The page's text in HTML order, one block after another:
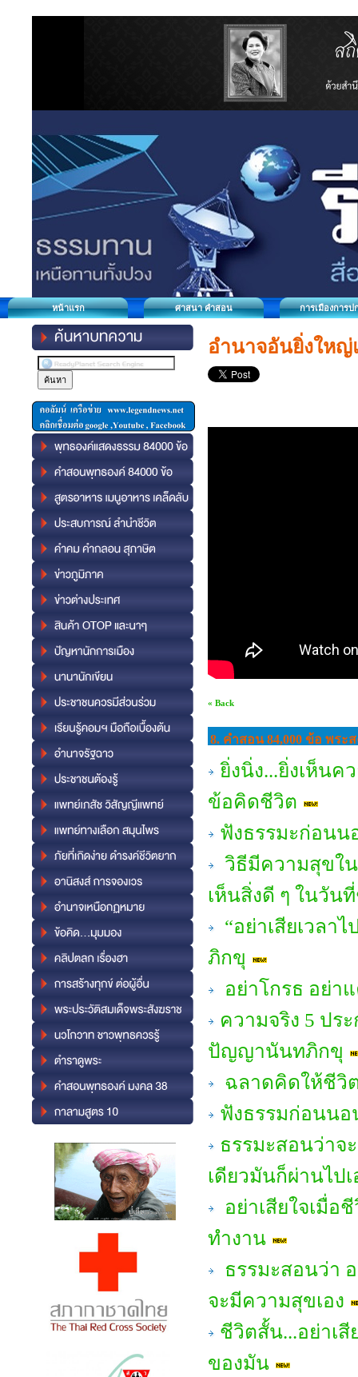
หน้าแรก ศาสนา คำสอน การเมืองการป
อำนาจอันยิ่งใหญ่
« Back
8. คำสอน 84,000 ข้อ พระ
ยิ่งนิ่ง...ยิ่งเห็นค
ข้อคิดชีวิต
ฟังธรรมะก่อนน
วิธีมีความสุขใ
เห็นสิ่งดี ๆ ในวัน
“อย่าเสียเวล
ภิกขุ
อย่าโกรธ อย่า
ความจริง 5 ปร
ปัญญานันทภิกขุ
ฉลาดคิดให้ชีวิ
ฟังธรรมก่อนนอ
ธรรมะสอนว่าจ
เดียวมันก็ผ่านไปเ
อย่าเสียใจเมื่อ
ทำงาน
ธรรมะสอนว่า
จะมีความสุขเอง
ชีวิตสั้น...อย่าเ
ของมัน